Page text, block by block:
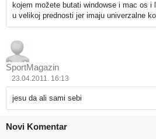
kojem možete butati windowse i mac os
u velikoj prednosti jer imaju univerzalne
SportMagazin
23.04.2011. 16:13
jesu da ali sami sebi
Novi Komentar